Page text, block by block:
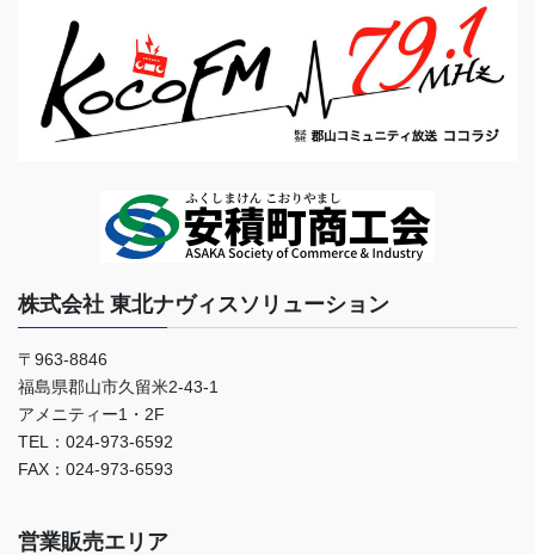
株式会社 東北ナヴィスソリューション
〒963-8846
福島県郡山市久留米2-43-1
アメニティー1・2F
TEL：024-973-6592
FAX：024-973-6593
営業販売エリア